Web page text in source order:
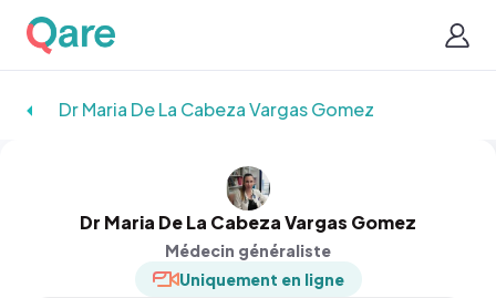
Dr Maria De La Cabeza Vargas Gomez
Dr Maria De La Cabeza Vargas Gomez
Médecin généraliste
Uniquement en ligne